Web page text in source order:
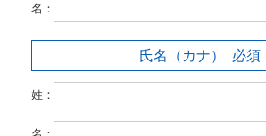
名：
氏名（カナ） 必須
姓：
名：